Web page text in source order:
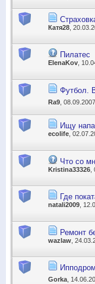
Катя28 ,
Пилатес
ElenaKov,
Футбол.
Ra9 ,
Ищу
ecolife,
Что со
Kristina33326
Где
natali2009 ,
Ремонт
wazlaw ,
Gorka ,